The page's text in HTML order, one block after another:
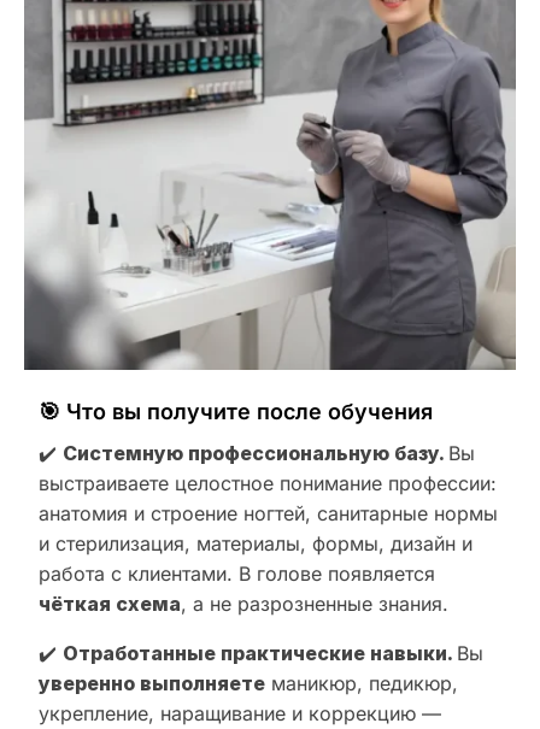
🎯 Что вы получите после обучения
✔️ Системную профессиональную базу. Вы
выстраиваете целостное понимание профессии:
анатомия и строение ногтей, санитарные нормы
и стерилизация, материалы, формы, дизайн и
работа с клиентами. В голове появляется
чёткая схема, а не разрозненные знания.
✔️ Отработанные практические навыки. Вы
уверенно выполняете маникюр, педикюр,
укрепление, наращивание и коррекцию —